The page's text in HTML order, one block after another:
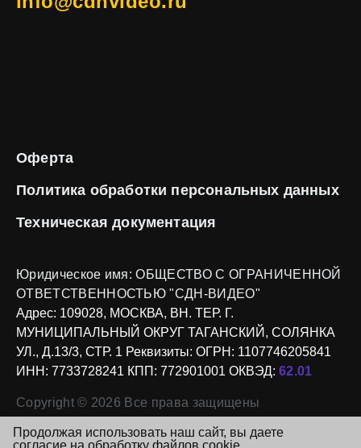
Оферта
Политика обработки персональных данных
Техническаядокументация
Юридическое имя:ОБЩЕСТВО С ОГРАНИЧЕННОЙ
ОТВЕТСТВЕННОСТЬЮ "СДН-ВИДЕО"
Адрес: 109028, МОСКВА, ВН. ТЕР. Г.
МУНИЦИПАЛЬНЫЙ ОКРУГ ТАГАНСКИЙ, СОЛЯНКА
УЛ., Д.13/3, СТР. 1 Реквизиты: ОГРН: 1107746205841
ИНН: 7733728241 КПП: 772901001 ОКВЭД: 62.01
Copyright © 2026 Все права защищены
Продолжая использовать наш сайт, вы даете
согласие на обработку файлов cookie,